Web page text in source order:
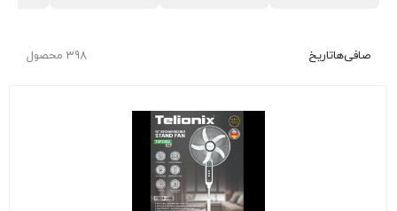
398 محصول صافی‌هاتاریخ